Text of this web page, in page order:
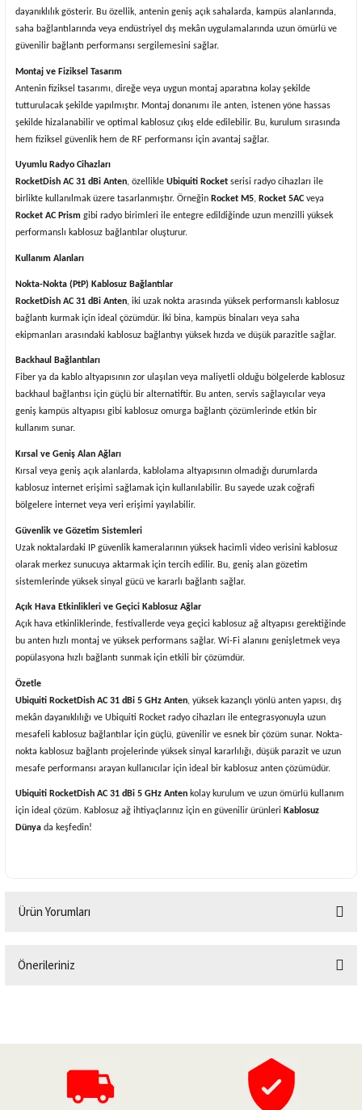
dayanıklılık gösterir. Bu özellik, antenin geniş açık sahalarda, kampüs alanlarında,
saha bağlantılarında veya endüstriyel dış mekân uygulamalarında uzun ömürlü ve
güvenilir bağlantı performansı sergilemesini sağlar.
Montaj ve Fiziksel Tasarım
Antenin fiziksel tasarımı, direğe veya uygun montaj aparatına kolay şekilde
tutturulacak şekilde yapılmıştır. Montaj donanımı ile anten, istenen yöne hassas
şekilde hizalanabilir ve optimal kablosuz çıkış elde edilebilir. Bu, kurulum sırasında
hem fiziksel güvenlik hem de RF performansı için avantaj sağlar.
Uyumlu Radyo Cihazları
RocketDish AC 31 dBi Anten, özellikle Ubiquiti Rocket serisi radyo cihazları ile
birlikte kullanılmak üzere tasarlanmıştır. Örneğin Rocket M5, Rocket 5AC veya
Rocket AC Prism gibi radyo birimleri ile entegre edildiğinde uzun menzilli yüksek
performanslı kablosuz bağlantılar oluşturur.
Kullanım Alanları
Nokta-Nokta (PtP) Kablosuz Bağlantılar
RocketDish AC 31 dBi Anten, iki uzak nokta arasında yüksek performanslı kablosuz
bağlantı kurmak için ideal çözümdür. İki bina, kampüs binaları veya saha
ekipmanları arasındaki kablosuz bağlantıyı yüksek hızda ve düşük parazitle sağlar.
Backhaul Bağlantıları
Fiber ya da kablo altyapısının zor ulaşılan veya maliyetli olduğu bölgelerde kablosuz
backhaul bağlantısı için güçlü bir alternatiftir. Bu anten, servis sağlayıcılar veya
geniş kampüs altyapısı gibi kablosuz omurga bağlantı çözümlerinde etkin bir
kullanım sunar.
Kırsal ve Geniş Alan Ağları
Kırsal veya geniş açık alanlarda, kablolama altyapısının olmadığı durumlarda
kablosuz internet erişimi sağlamak için kullanılabilir. Bu sayede uzak coğrafi
bölgelere internet veya veri erişimi yayılabilir.
Güvenlik ve Gözetim Sistemleri
Uzak noktalardaki IP güvenlik kameralarının yüksek hacimli video verisini kablosuz
olarak merkez sunucuya aktarmak için tercih edilir. Bu, geniş alan gözetim
sistemlerinde yüksek sinyal gücü ve kararlı bağlantı sağlar.
Açık Hava Etkinlikleri ve Geçici Kablosuz Ağlar
Açık hava etkinliklerinde, festivallerde veya geçici kablosuz ağ altyapısı gerektiğinde
bu anten hızlı montaj ve yüksek performans sağlar. Wi-Fi alanını genişletmek veya
popülasyona hızlı bağlantı sunmak için etkili bir çözümdür.
Özetle
Ubiquiti RocketDish AC 31 dBi 5 GHz Anten, yüksek kazançlı yönlü anten yapısı, dış
mekân dayanıklılığı ve Ubiquiti Rocket radyo cihazları ile entegrasyonuyla uzun
mesafeli kablosuz bağlantılar için güçlü, güvenilir ve esnek bir çözüm sunar. Nokta-
nokta kablosuz bağlantı projelerinde yüksek sinyal kararlılığı, düşük parazit ve uzun
mesafe performansı arayan kullanıcılar için ideal bir kablosuz anten çözümüdür.
Ubiquiti RocketDish AC 31 dBi 5 GHz Anten kolay kurulum ve uzun ömürlü kullanım
için ideal çözüm. Kablosuz ağ ihtiyaçlarınız için en güvenilir ürünleri Kablosuz
Dünya da keşfedin!
Ürün Yorumları
Önerileriniz
Ürün resmi kalitesiz, bozuk veya görüntülenemiyor.